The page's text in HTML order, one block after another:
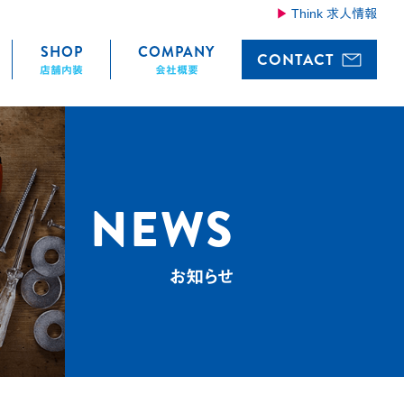
Think 求人情報
SHOP
店舗内装
COMPANY
会社概要 CONTACT
NEWS
お知らせ